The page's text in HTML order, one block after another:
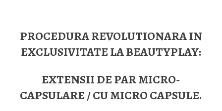
PROCEDURA REVOLUTIONARA IN
EXCLUSIVITATE LA BEAUTYPLAY:
EXTENSII DE PAR MICRO-
CAPSULARE / CU MICRO CAPSULE.